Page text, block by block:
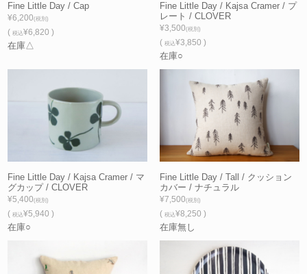
Fine Little Day / Cap
¥6,200(税別)
(税込¥6,820 )
在庫△
Fine Little Day / Kajsa Cramer / プ
レート / CLOVER
¥3,500(税別)
( 税込¥3,850 )
在庫○
Fine Little Day / Kajsa Cramer / マ
グカップ / CLOVER
¥5,400(税別)
(税込¥5,940 )
在庫○
Fine Little Day / Tall / クッション
カバー / ナチュラル
¥7,500(税別)
( 税込¥8,250 )
在庫無し